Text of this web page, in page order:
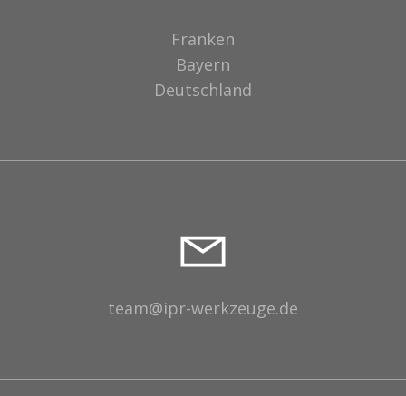
Franken
Bayern
Deutschland
team@ipr-werkzeuge.de